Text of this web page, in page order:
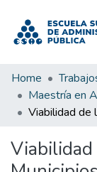
Home